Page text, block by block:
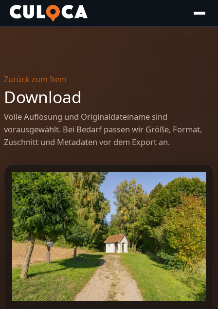
Zurück zum Item
Download
Volle Auflösung und Originaldateiname sind
vorausgewählt. Bei Bedarf passen wir Größe, Format,
Zuschnitt und Metadaten vor dem Export an.